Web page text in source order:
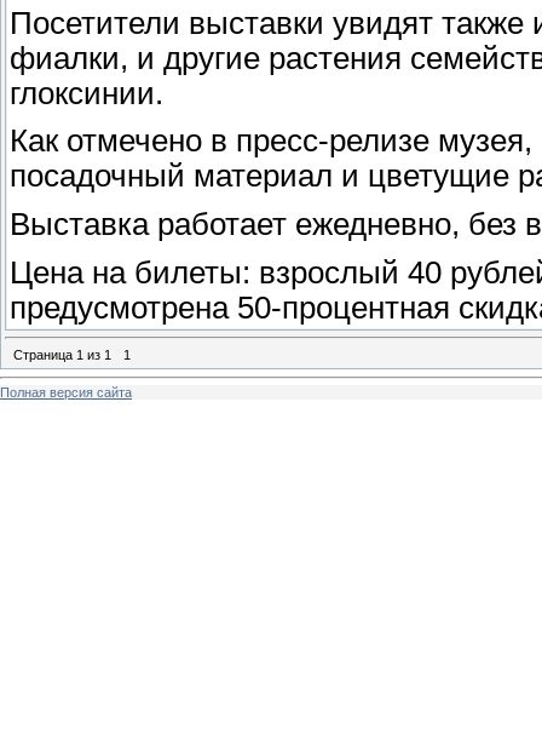
Посетители выставки увидят
фиалки, и другие растения
глоксинии.
Как отмечено в пресс-релизе
посадочный материал и цветущие
Выставка работает ежедневно, без
Цена на билеты: взрослый 40
предусмотрена 50-процентная
Страница 1 из 1 1
Полная версия сайта